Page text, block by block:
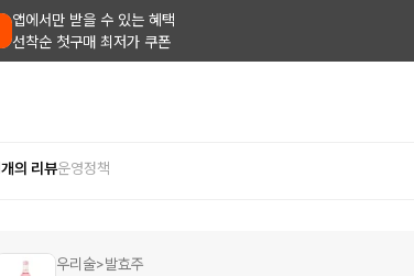
앱에서만 받을 수 있는 혜택
선착순 첫구매 최저가 쿠폰
개의 리뷰운영정책
우리술>발효주